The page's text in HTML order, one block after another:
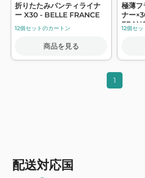
折りたたみパンティライナ
ー X30 - BELLE FRANCE
12個セットのカートン
商品を見る
極薄フ
ナー
12個セ
1
配送対応国